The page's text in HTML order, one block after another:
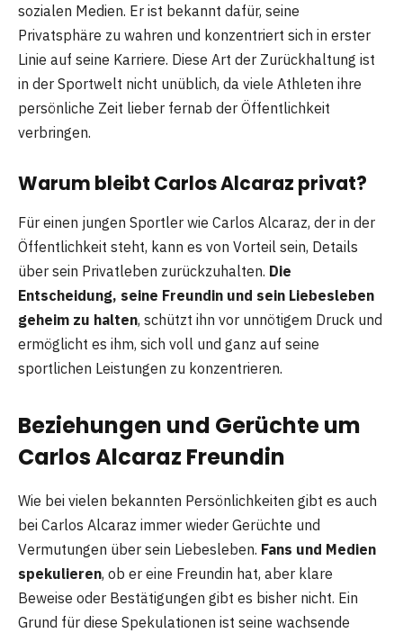
sozialen Medien. Er ist bekannt dafür, seine
Privatsphäre zu wahren und konzentriert sich in erster
Linie auf seine Karriere. Diese Art der Zurückhaltung ist
in der Sportwelt nicht unüblich, da viele Athleten ihre
persönliche Zeit lieber fernab der Öffentlichkeit
verbringen.
Warum bleibt Carlos Alcaraz privat?
Für einen jungen Sportler wie Carlos Alcaraz, der in der
Öffentlichkeit steht, kann es von Vorteil sein, Details
über sein Privatleben zurückzuhalten. Die
Entscheidung, seine Freundin und sein Liebesleben
geheim zu halten, schützt ihn vor unnötigem Druck und
ermöglicht es ihm, sich voll und ganz auf seine
sportlichen Leistungen zu konzentrieren.
Beziehungen und Gerüchte um
Carlos Alcaraz Freundin
Wie bei vielen bekannten Persönlichkeiten gibt es auch
bei Carlos Alcaraz immer wieder Gerüchte und
Vermutungen über sein Liebesleben. Fans und Medien
spekulieren, ob er eine Freundin hat, aber klare
Beweise oder Bestätigungen gibt es bisher nicht. Ein
Grund für diese Spekulationen ist seine wachsende